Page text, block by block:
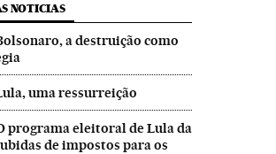
NOTICIAS
a destruição como
uma ressurreição
programa eleitoral de Lula da
de impostos para os